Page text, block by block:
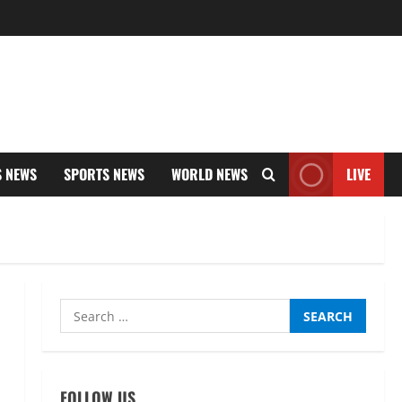
SPORTS NEWS WORLD NEWS LIVE
Search
for:
UTTARAKHAND NEWS